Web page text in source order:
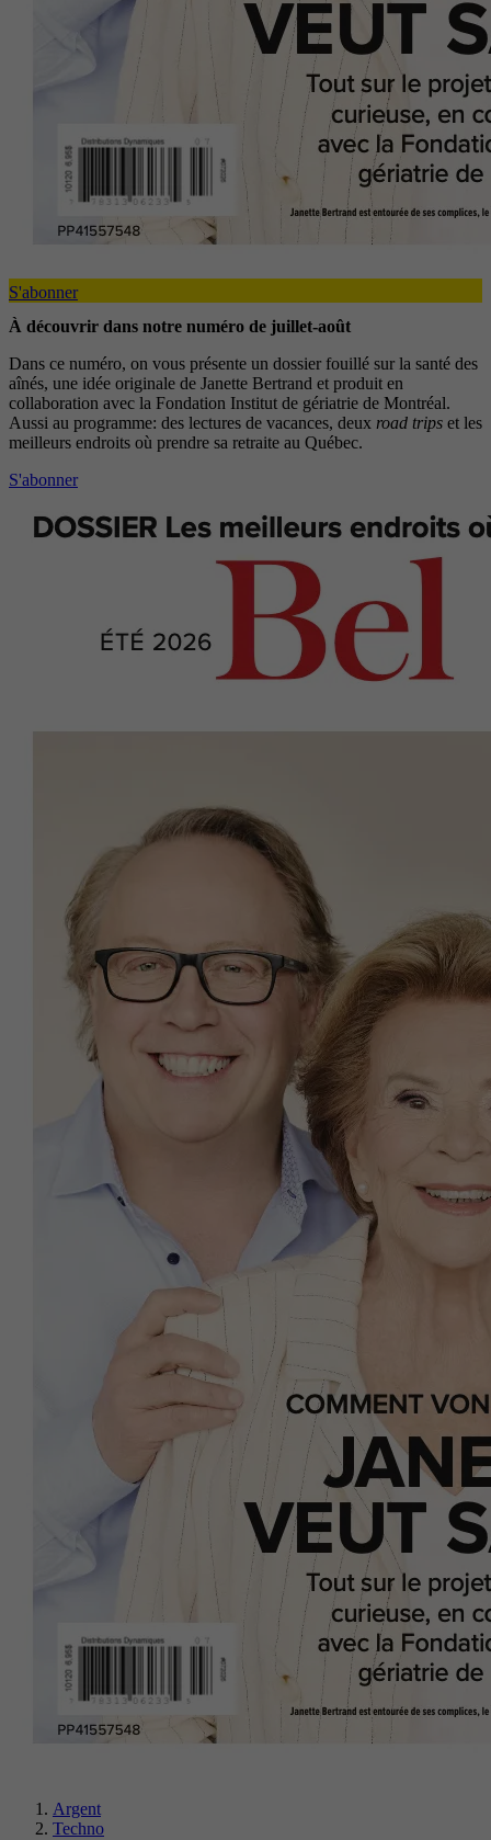
S'abonner
À découvrir dans notre numéro de juillet-août
Dans ce numéro, on vous présente un dossier fouillé sur la santé des
aînés, une idée originale de Janette Bertrand et produit en
collaboration avec la Fondation Institut de gériatrie de Montréal.
Aussi au programme: des lectures de vacances, deux road trips et les
meilleurs endroits où prendre sa retraite au Québec.
S'abonner
Argent
Techno